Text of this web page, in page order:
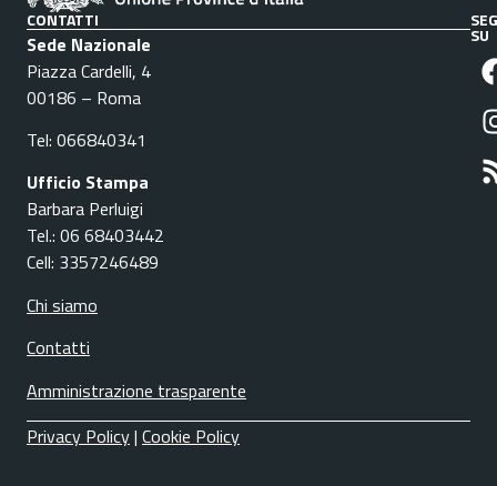
CONTATTI
Sede Nazionale
Piazza Cardelli, 4
00186 – Roma
Tel: 066840341
Ufficio Stampa
Barbara Perluigi
Tel.: 06 68403442
Cell: 3357246489
Chi siamo
Contatti
Amministrazione trasparente
SU
Privacy Policy| Cookie Policy